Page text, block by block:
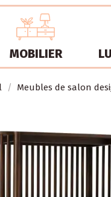
MOBILIER
Meubles de salon